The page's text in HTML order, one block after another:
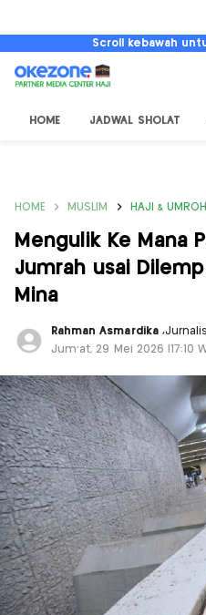
Scroll kebawah
HOME JADWAL SHOLAT
HOME MUSLIM HAJI & UMROH
Mengulik Ke Mana
Jumrah usai
Mina
Rahman Asmardika ,Jurnalis
Jum'at, 29 Mei 2026 |17:10